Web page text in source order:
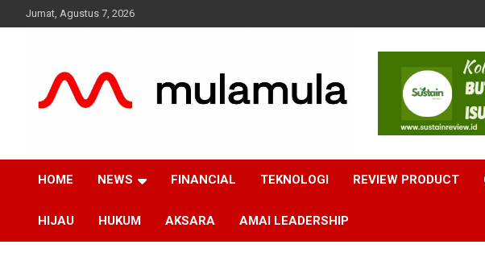
to
Jumat, Agustus 7, 2026
MulaMula
Medianya para Gen Z
HOME
NEWS FINANCIAL TEKNOLOGI REVIEW PRODUCT
HIJAU HUKUM AKSARA AMAI LEADERSHIP